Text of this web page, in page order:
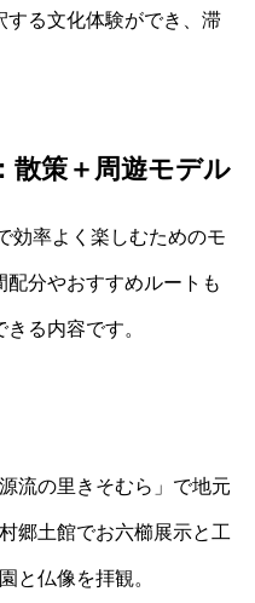
する文化体験ができ、滞
散策＋周遊モデル
効率よく楽しむためのモ
分やおすすめルートも
る内容です。
流の里きそむら」で地元
郷土館でお六櫛展示と工
と仏像を拝観。